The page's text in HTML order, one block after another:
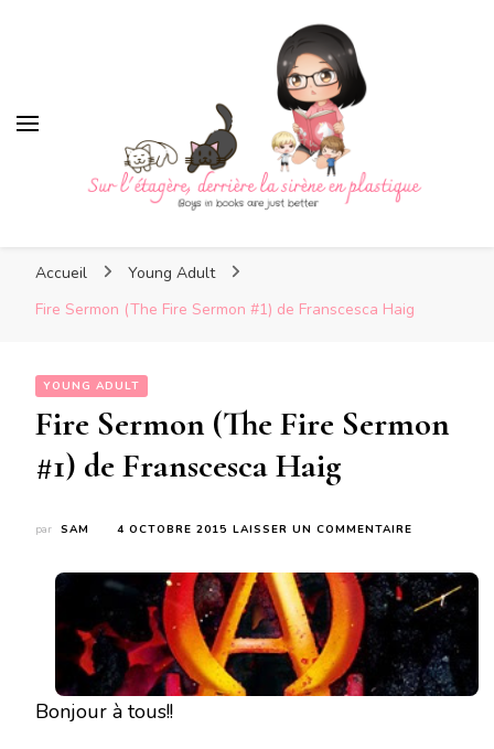
Sur l'étagère, derrière la
en plastique
sirène en plastique
Accueil
Young Adult
Fire Sermon (The Fire Sermon #1) de Franscesca Haig
YOUNG ADULT
Fire Sermon (The Fire Sermon
#1) de Franscesca Haig
par SAM 4 OCTOBRE 2015 LAISSER UN COMMENTAIRE
(THE
FIRE
SERMON
DE
Bonjour à tous!!